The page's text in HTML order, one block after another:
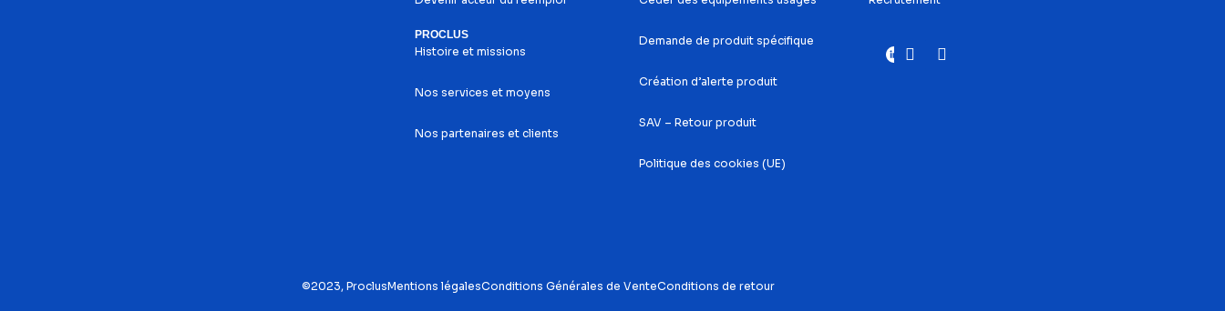
PROCLUS
Histoire et missions
Nos services et moyens
Nos partenaires et clients
Demande de produit spécifique
Création d’alerte produit
SAV – Retour produit
Politique des cookies (UE)
©2023, ProclusMentions légalesConditions Générales de VenteConditions de retour